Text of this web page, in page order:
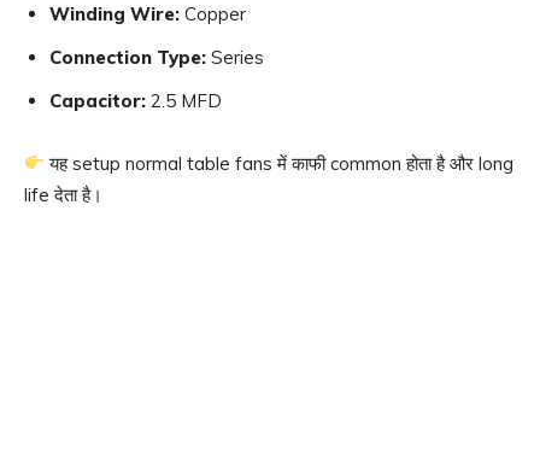
Winding Wire: Copper
Connection Type: Series
Capacitor: 2.5 MFD
यह setup normal table fans में काफी common होता है और long
life देता है।